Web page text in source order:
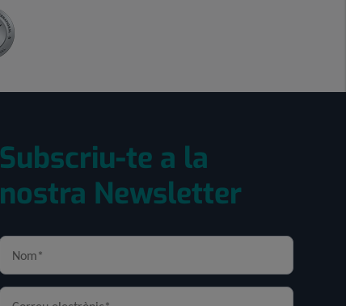
Subscriu-te a la
nostra Newsletter